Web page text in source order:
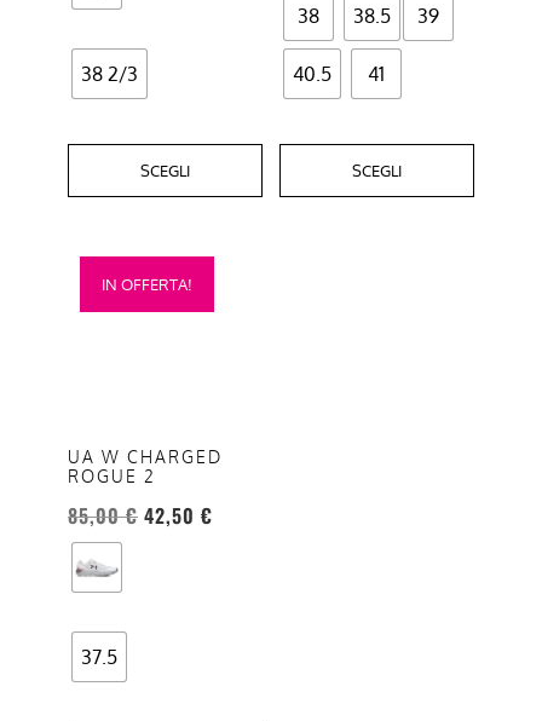
38 2/3
SCEGLI
del
prodotto
38 38.5 39
40.5 41
SCEGLI
del
prodotto
IN OFFERTA!
UA W CHARGED
ROGUE 2
85,00€ 42,50 €
37.5
Questo
prodotto
opzioni
possono
essere
scelte
nella
del
prodotto